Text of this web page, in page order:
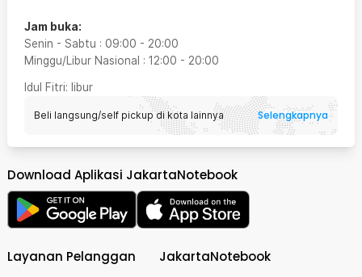
Jam buka:
Senin - Sabtu : 09:00 - 20:00
Minggu/Libur Nasional : 12:00 - 20:00
Idul Fitri: libur
Beli langsung/self pickup di kota lainnya Selengkapnya
Download Aplikasi JakartaNotebook
Layanan Pelanggan JakartaNotebook